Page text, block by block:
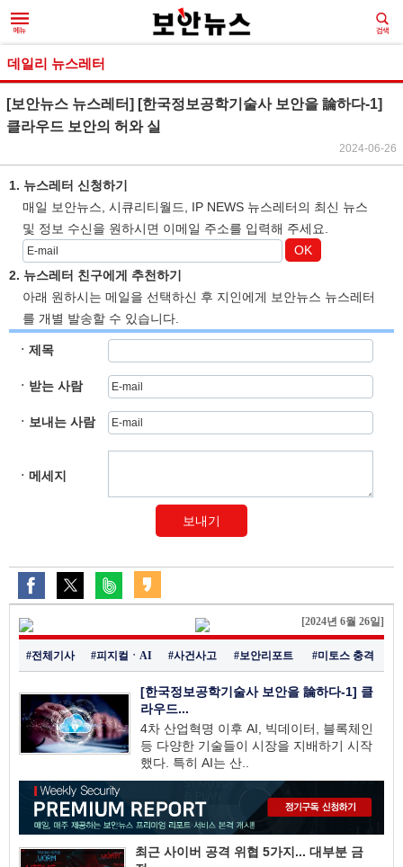
데일리 뉴스레터
[보안뉴스 뉴스레터] [한국정보공학기술사 보안을 論하다-1]
클라우드 보안의 허와 실
2024-06-26
1. 뉴스레터 신청하기
매일 보안뉴스, 시큐리티월드, IP NEWS 뉴스레터의 최신 뉴스
및 정보 수신을 원하시면 이메일 주소를 입력해 주세요.
OK
2. 뉴스레터 친구에게 추천하기
아래 원하시는 메일을 선택하신 후 지인에게 보안뉴스 뉴스레터
를 개별 발송할 수 있습니다.
ㆍ제목
ㆍ받는 사람
ㆍ보내는 사람
ㆍ메세지
보내기
[2024년 6월 26일]
#전체기사 #피지컬ㆍAI #사건사고 #보안리포트 #미토스 충격
[한국정보공학기술사 보안을 論하다-1] 클
라우드...
4차 산업혁명 이후 AI, 빅데이터, 블록체인
등 다양한 기술들이 시장을 지배하기 시작
했다. 특히 AI는 산..
최근 사이버 공격 위협 5가지... 대부분 금